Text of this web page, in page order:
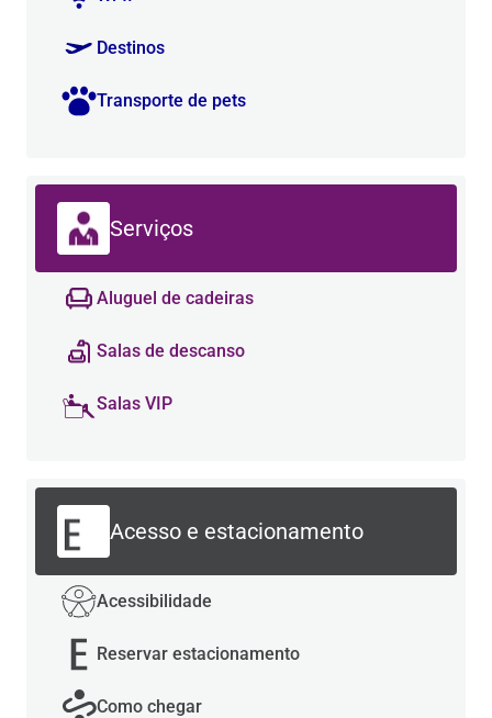
Destinos
Transporte de pets
Serviços
Aluguel de cadeiras
Salas de descanso
Salas VIP
Acesso e estacionamento
Acessibilidade
Reservar estacionamento
Como chegar